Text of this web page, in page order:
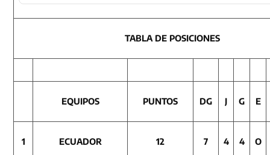
TABLA DE POSICIONES
EQUIPOS PUNTOS DG J G E
1 ECUADOR 12 7 4 4 O